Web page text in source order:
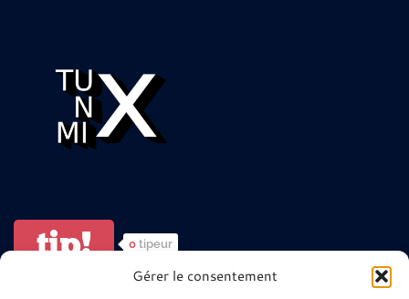
Gérer le consentement
tip! 0 tipeur